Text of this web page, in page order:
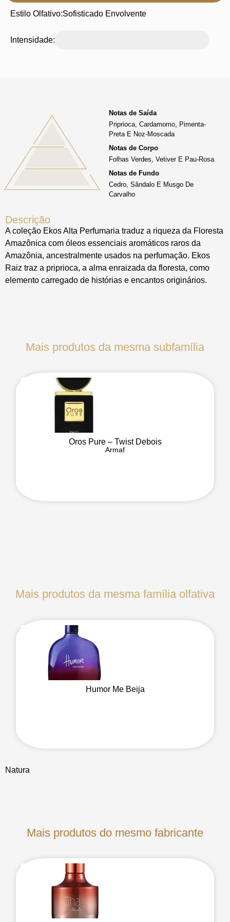
Estilo Olfativo:Sofisticado Envolvente
Intensidade:
Descrição
A coleção Ekos Alta Perfumaria traduz a riqueza da Floresta
Amazônica com óleos essenciais aromáticos raros da
Amazônia, ancestralmente usados na perfumação. Ekos
Raiz traz a priprioca, a alma enraizada da floresta, como
elemento carregado de histórias e encantos originários.
Notas de Saída
Priprioca, Cardamomo, Pimenta-
Preta E Noz-Moscada
Notas de Corpo
Folhas Verdes, Vetiver E Pau-Rosa
Notas de Fundo
Cedro, Sândalo E Musgo De
Carvalho
Mais produtos da mesma subfamília
Oros Pure – Twist Debois
Armaf
Mais produtos da mesma família olfativa
Humor Me Beija
Natura
Mais produtos do mesmo fabricante